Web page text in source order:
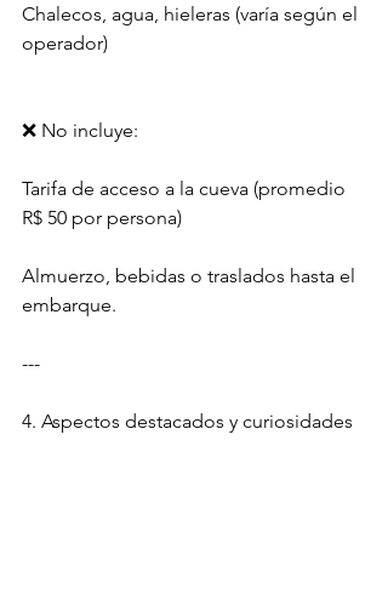
Chalecos, agua, hieleras (varía según el
operador)
❌ No incluye:
Tarifa de acceso a la cueva (promedio
R$ 50 por persona)
Almuerzo, bebidas o traslados hasta el
embarque.
---
4. Aspectos destacados y curiosidades